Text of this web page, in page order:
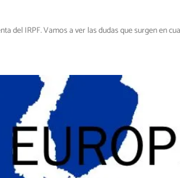
del IRPF. Vamos a ver las dudas que surgen en